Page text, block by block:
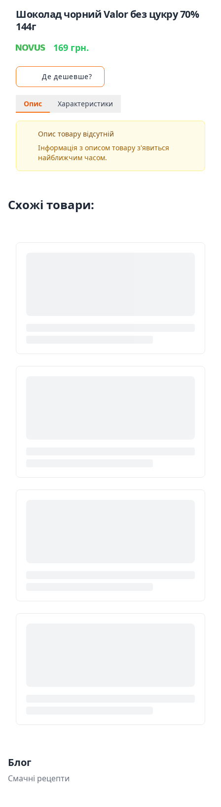
Шоколад чорний Valor без цукру 70%
144г
169 грн.
Де дешевше?
Опис Характеристики
Опис товару відсутній
Інформація з описом товару з'явиться
найближчим часом.
Схожі товари:
Блог
Смачні рецепти